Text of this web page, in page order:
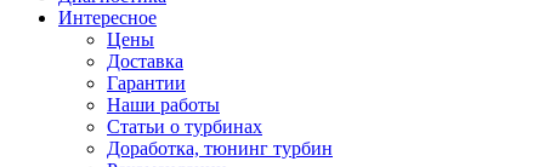
Интересное
Цены
Доставка
Гарантии
Наши работы
Статьи о турбинах
Доработка, тюнинг турбин